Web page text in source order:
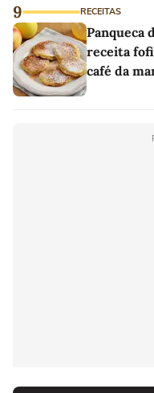
9 RECEITAS
Panqueca
receita
café da